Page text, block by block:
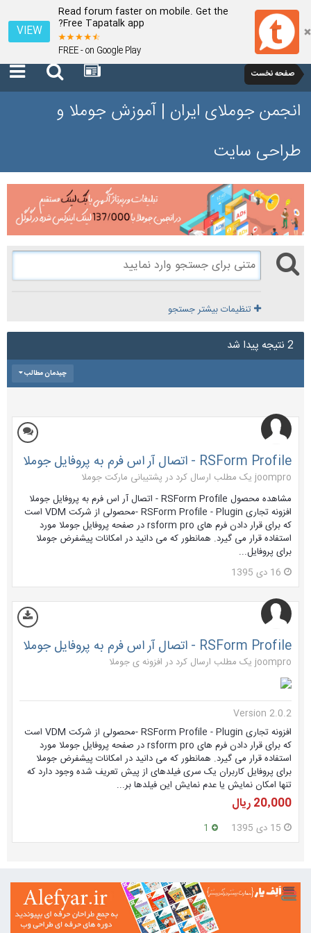
Read forum faster on mobile. Get the
Free Tapatalk app?
FREE - on Google Play
VIEW
صفحه نخست
انجمن جوملای ایران | آموزش جوملا و
طراحی سایت
تنظیمات بیشتر جستجو
2 نتیجه پیدا شد
چیدمان مطالب
RSForm Profile - اتصال آر اس فرم به پروفایل جوملا
joompro یک مطلب ارسال کرد در
پشتیبانی مارکت جوملا
مشاهده محصول RSForm Profile - اتصال آر اس فرم به پروفایل جوملا
افزونه تجاری RSForm Profile - Plugin -محصولی از شرکت VDM است
که برای قرار دادن فرم های rsform pro در صفحه پروفایل جوملا مورد
استفاده قرار می گیرد. همانطور که می دانید در امکانات پیشفرض جوملا
برای پروفایل...
16 دی 1395
RSForm Profile - اتصال آر اس فرم به پروفایل جوملا
joompro یک مطلب ارسال کرد در افزونه ی جوملا
Version 2.0.2
افزونه تجاری RSForm Profile - Plugin -محصولی از شرکت VDM است
که برای قرار دادن فرم های rsform pro در صفحه پروفایل جوملا مورد
استفاده قرار می گیرد. همانطور که می دانید در امکانات پیشفرض جوملا
برای پروفایل کاربران یک سری فیلدهای از پیش تعریف شده وجود دارد که
تنها امکان نمایش یا عدم نمایش این فیلدها بر...
20٬000 ریال
15 دی 1395